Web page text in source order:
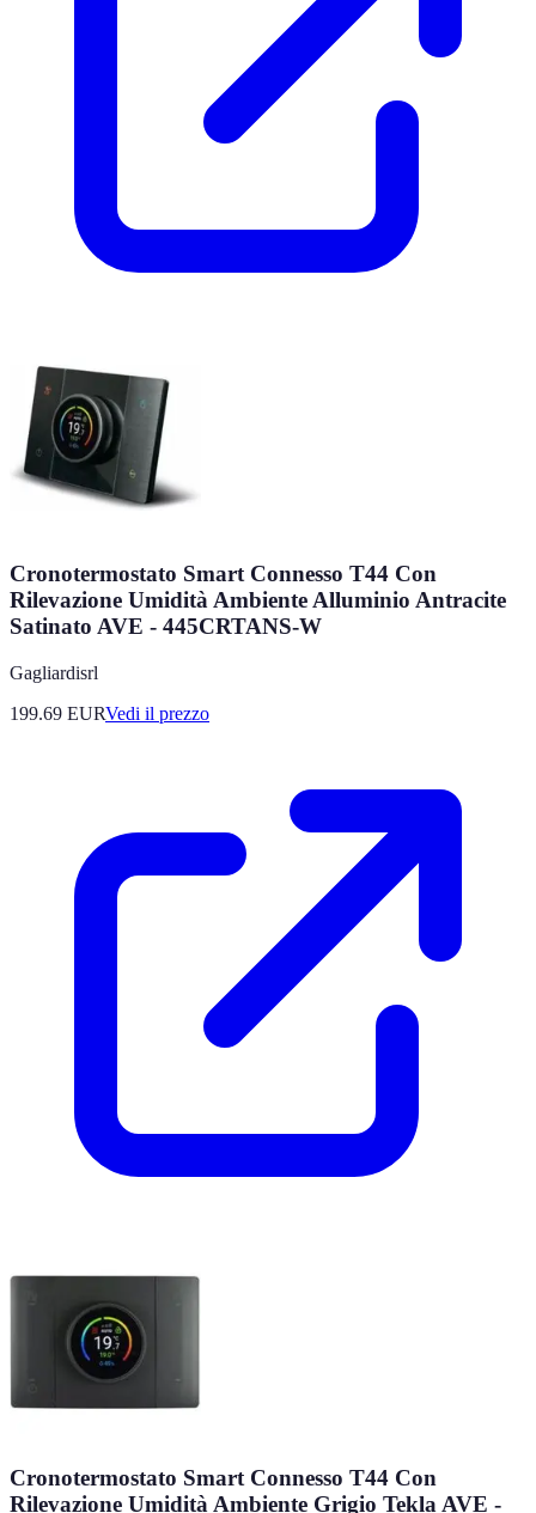
Cronotermostato Smart Connesso T44 Con
Rilevazione Umidità Ambiente Alluminio Antracite
Satinato AVE - 445CRTANS-W
Gagliardisrl
199.69 EURVedi il prezzo
Cronotermostato Smart Connesso T44 Con
Rilevazione Umidità Ambiente Grigio Tekla AVE -